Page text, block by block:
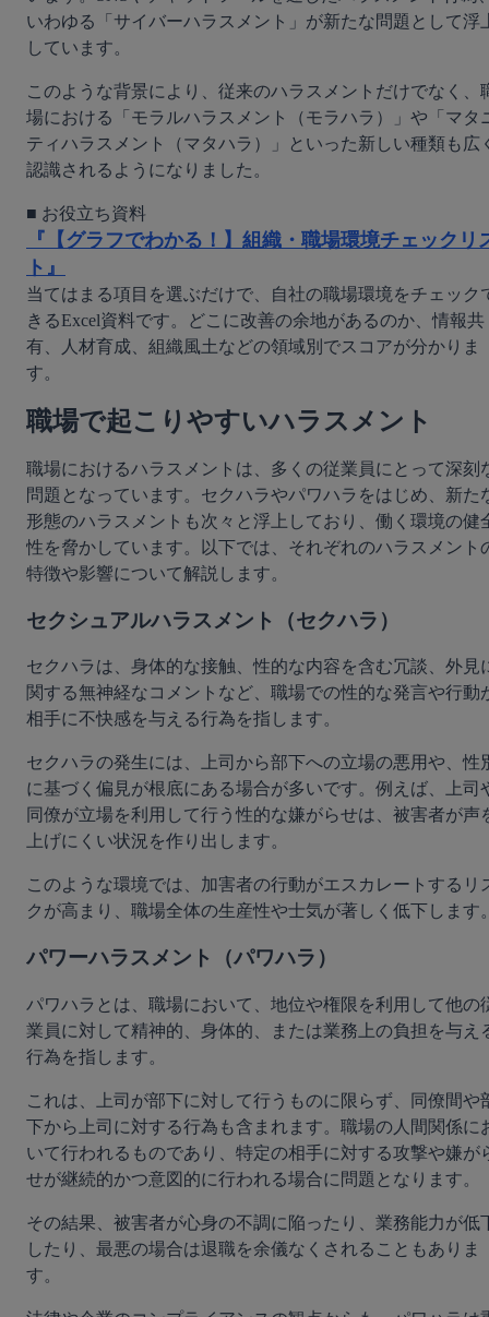
いわゆる「サイバーハラスメント」が新たな問題として浮
しています。
このような背景により、従来のハラスメントだけでなく、
場における「モラルハラスメント（モラハラ）」や「マタ
ティハラスメント（マタハラ）」といった新しい種類も広
認識されるようになりました。
『【グラフでわかる！】組織・職場環境チェックリ
ト』
当てはまる項目を選ぶだけで、自社の職場環境をチェック
きるExcel資料です。どこに改善の余地があるのか、情報共
有、人材育成、組織風土などの領域別でスコアが分かりま
す。
職場で起こりやすいハラスメント
職場におけるハラスメントは、多くの従業員にとって深刻
問題となっています。セクハラやパワハラをはじめ、新た
形態のハラスメントも次々と浮上しており、働く環境の健
性を脅かしています。以下では、それぞれのハラスメント
特徴や影響について解説します。
セクシュアルハラスメント（セクハラ）
セクハラは、身体的な接触、性的な内容を含む冗談、外見
関する無神経なコメントなど、職場での性的な発言や行動
相手に不快感を与える行為を指します。
セクハラの発生には、上司から部下への立場の悪用や、性
に基づく偏見が根底にある場合が多いです。例えば、上司
同僚が立場を利用して行う性的な嫌がらせは、被害者が声
上げにくい状況を作り出します。
このような環境では、加害者の行動がエスカレートするリ
クが高まり、職場全体の生産性や士気が著しく低下します
パワーハラスメント（パワハラ）
パワハラとは、職場において、地位や権限を利用して他の
業員に対して精神的、身体的、または業務上の負担を与え
行為を指します。
これは、上司が部下に対して行うものに限らず、同僚間や
下から上司に対する行為も含まれます。職場の人間関係に
いて行われるものであり、特定の相手に対する攻撃や嫌が
せが継続的かつ意図的に行われる場合に問題となります。
その結果、被害者が心身の不調に陥ったり、業務能力が低
したり、最悪の場合は退職を余儀なくされることもありま
す。